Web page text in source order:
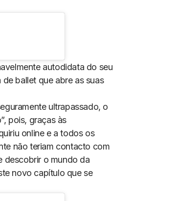
autodidata do seu
ballet que abre as suas
ultrapassado, o
pois, graças às
online e a todos os
não teriam contacto com
descobrir o mundo da
novo capítulo que se